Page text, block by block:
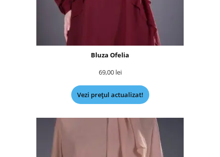
Bluza Ofelia
69,00 lei
Vezi prețul actualizat!